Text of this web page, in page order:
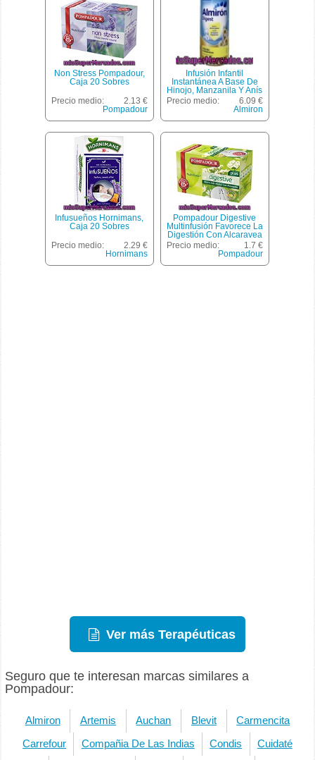
Non Stress Pompadour,
Caja 20 Sobres
Precio medio:
2.13 €
Pompadour
Infusión Infantil
Instantánea A Base De
Hinojo, Manzanila Y Anís
Verde Almirón 200
Precio medio:
6.09 €
Almiron
Infusueños Hornimans,
Caja 20 Sobres
Precio medio:
2.29 €
Hornimans
Pompadour Digestive
Multinfusión Favorece La
Digestión Con Alcaravea
20 Filtros Estuche 44 G
Precio medio:
1.7 €
Pompadour
Ver más Terapéuticas
Seguro que te interesan marcas similares a
Pompadour:
Almiron Artemis Auchan Blevit Carmencita
Carrefour Compañia De Las Indias Condis Cuidaté